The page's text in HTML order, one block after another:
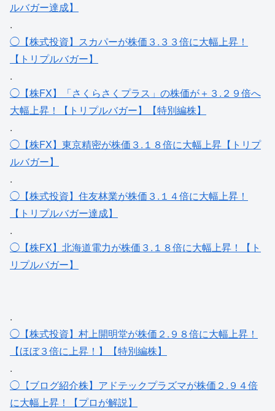
ルバガー達成】
.
◯【株式投資】スカパーが株価３.３３倍に大幅上昇！
【トリプルバガー】
.
◯【株FX】「さくらさくプラス」の株価が＋３.２９倍へ
大幅上昇！【トリプルバガー】【特別編株】
.
◯【株FX】東京精密が株価３.１８倍に大幅上昇【トリプ
ルバガー】
.
◯【株式投資】住友林業が株価３.１４倍に大幅上昇！
【トリプルバガー達成】
.
◯【株FX】北海道電力が株価３.１８倍に大幅上昇！【ト
リプルバガー】
.
◯【株式投資】村上開明堂が株価２.９８倍に大幅上昇！
【ほぼ３倍に上昇！】【特別編株】
.
◯【ブログ紹介株】アドテックプラズマが株価２.９４倍
に大幅上昇！【プロが解説】